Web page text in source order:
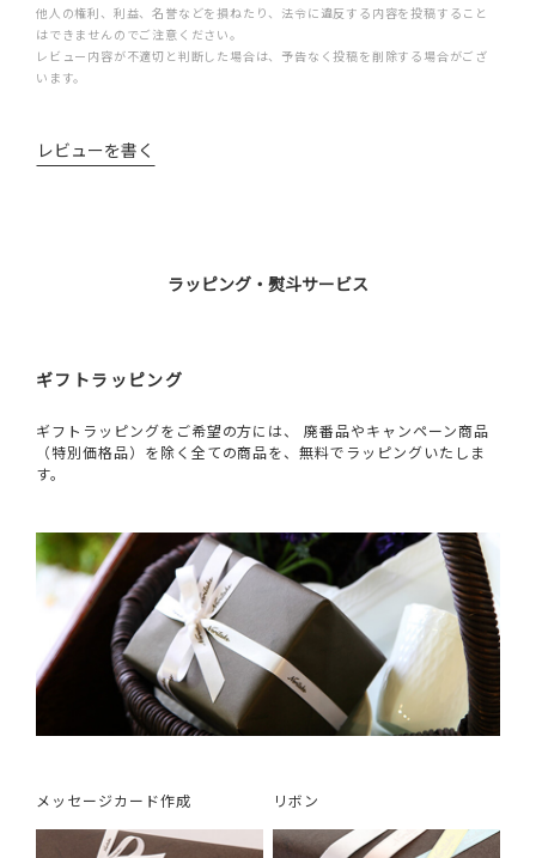
他人の権利、利益、名誉などを損ねたり、法令に違反する内容を投稿すること
はできませんのでご注意ください。
レビュー内容が不適切と判断した場合は、予告なく投稿を削除する場合がござ
います。
レビューを書く
ラッピング・熨斗サービス
ギフトラッピング
ギフトラッピングをご希望の方には、 廃番品やキャンペーン商品
（特別価格品）を除く全ての商品を、無料でラッピングいたしま
す。
メッセージカード作成 リボン